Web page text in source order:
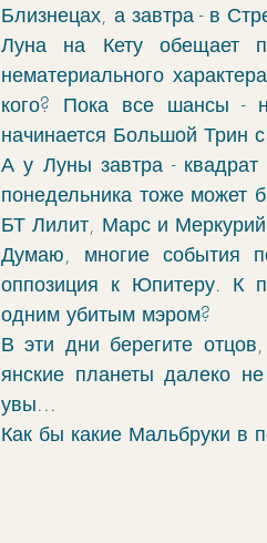
Близнецах, а завтра - в
Луна на Кету обещает
нематериального
кого? Пока все шансы -
начинается Большой Трин
А у Луны завтра -
понедельника тоже
БТ Лилит, Марс и Меркурий
Думаю, многие события
оппозиция к Юпитеру. К
одним убитым мэром?
В эти дни берегите
янские планеты далеко
увы...
Как бы какие Мальбруки в